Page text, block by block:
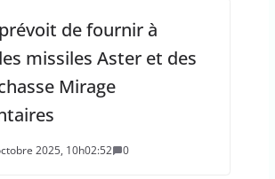
de fournir à
missiles Aster et des
Mirage
2025, 10h02:52 0